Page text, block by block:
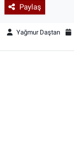
Paylaş
Yağmur Daştan